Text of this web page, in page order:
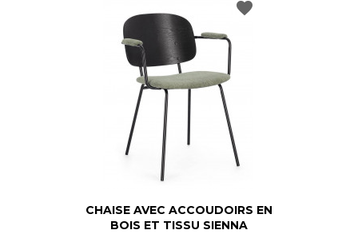
CHAISE AVEC ACCOUDOIRS EN
BOIS ET TISSU SIENNA
favorite